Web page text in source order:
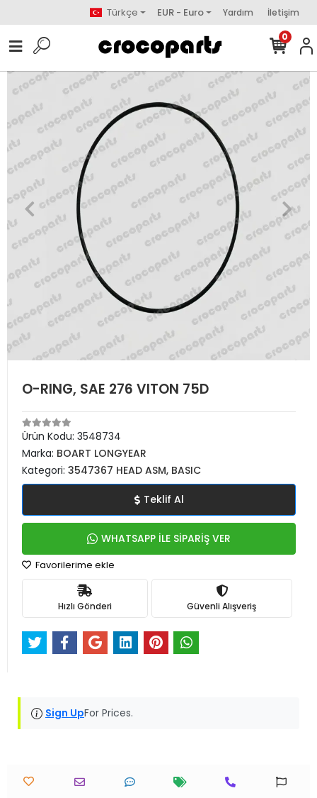
Türkçe EUR - Euro Yardım İletişim
0
O-RING, SAE 276 VITON 75D
Ürün Kodu: 3548734
Marka: BOART LONGYEAR
Kategori: 3547367 HEAD ASM, BASIC
Teklif Al
WHATSAPP İLE SİPARİŞ VER
Favorilerime ekle
Hızlı Gönderi Güvenli Alışveriş
Sign UpFor Prices.